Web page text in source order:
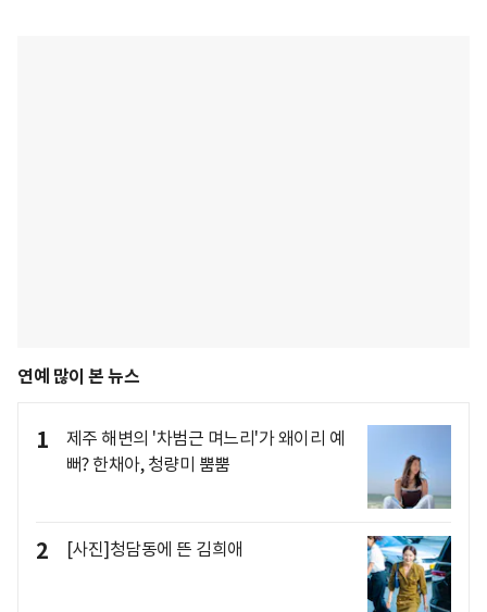
연예 많이 본 뉴스
1
제주 해변의 '차범근 며느리'가 왜이리 예
뻐? 한채아, 청량미 뿜뿜
2 [사진]청담동에 뜬 김희애